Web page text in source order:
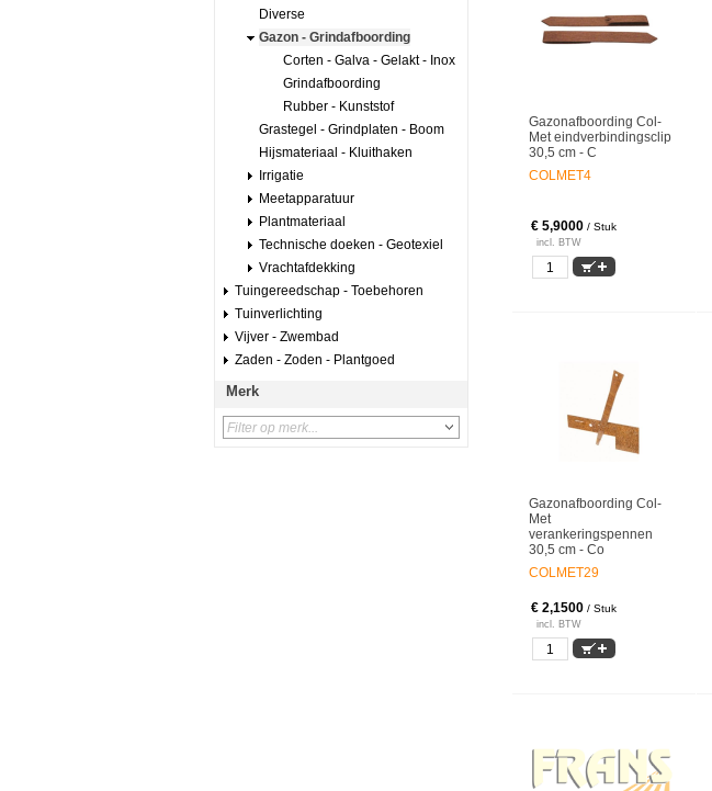
Diverse
Gazon - Grindafboording
Corten - Galva - Gelakt - Inox
Grindafboording
Rubber - Kunststof
Grastegel - Grindplaten - Boom
Hijsmateriaal - Kluithaken
Irrigatie
Meetapparatuur
Plantmateriaal
Technische doeken - Geotexiel
Vrachtafdekking
Tuingereedschap - Toebehoren
Tuinverlichting
Vijver - Zwembad
Zaden - Zoden - Plantgoed
Merk
Gazonafboording Col-
Met eindverbindingsclip
30,5 cm - C
COLMET4
€ 5,9000 / Stuk
incl. BTW
Gazonafboording Col-
Met
verankeringspennen
30,5 cm - Co
COLMET29
€ 2,1500 / Stuk
incl. BTW